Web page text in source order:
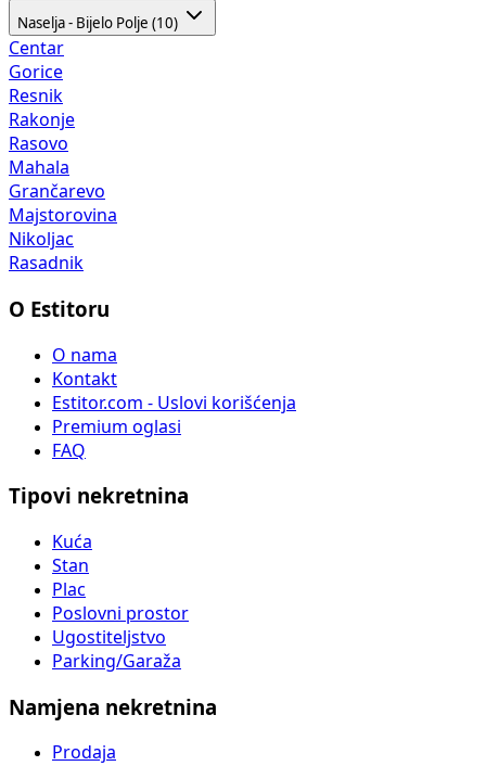
Naselja - Bijelo Polje (10)
Centar
Gorice
Resnik
Rakonje
Rasovo
Mahala
Grančarevo
Majstorovina
Nikoljac
Rasadnik
O Estitoru
O nama
Kontakt
Estitor.com - Uslovi korišćenja
Premium oglasi
FAQ
Tipovi nekretnina
Kuća
Stan
Plac
Poslovni prostor
Ugostiteljstvo
Parking/Garaža
Namjena nekretnina
Prodaja